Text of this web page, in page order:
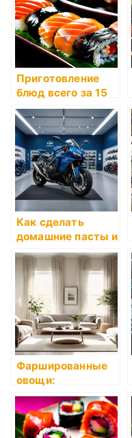
Приготовление
блюд всего за 15
минут
Как сделать
домашние пасты и
соусы
Фаршированные
овощи:
оригинальные
рецепты